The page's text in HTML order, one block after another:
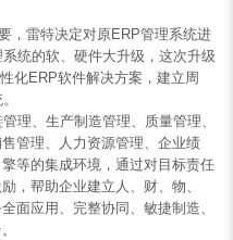
，雷特决定对原ERP管理系统进
统的软、硬件大升级，这次升级
化ERP软件解决方案，建立周
理、生产制造管理、质量管理、
管理、人力资源管理、企业绩
等的集成环境，通过对目标责任
，帮助企业建立人、财、物、
面应用、完整协同、敏捷制造、